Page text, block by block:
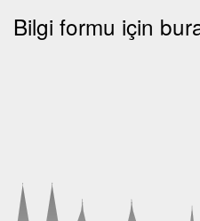
Bilgi formu için